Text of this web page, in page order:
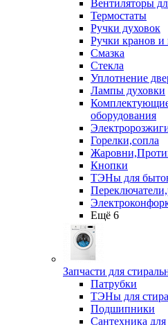
Вентиляторы
Термостаты
Ручки духовок
Ручки кранов и
Смазка
Стекла
Уплотнение
Лампы духовки
оборудования
Горелки,сопла
Кнопки
ТЭНы для
Ещё 6
Запчасти для
Патрубки
ТЭНы для
Подшипники
Сантехника